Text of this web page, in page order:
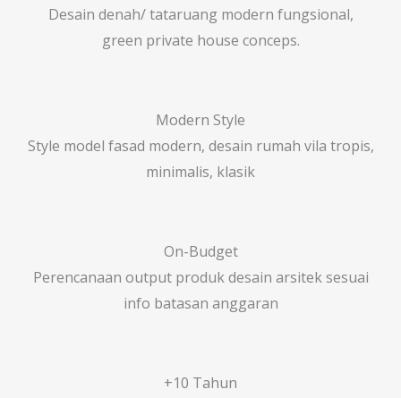
Desain denah/ tataruang modern fungsional,
green private house conceps.
Modern Style
Style model fasad modern, desain rumah vila tropis,
minimalis, klasik
On-Budget
Perencanaan output produk desain arsitek sesuai
info batasan anggaran
+10 Tahun